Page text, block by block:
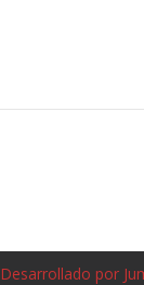
Desarrollado por